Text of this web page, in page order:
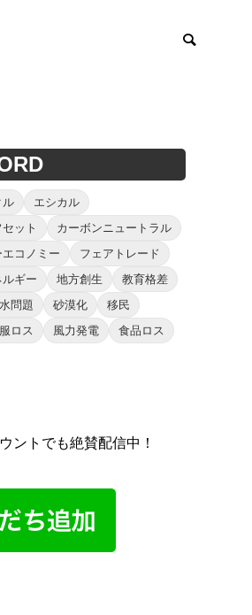
ル
エシカル
ット
カーボンニュートラル
コノミー
フェアトレード
ギー
地方創生
教育格差
水問題 砂漠化
移民
ロス 風力発電
食品ロス
ントでも絶賛配信中！